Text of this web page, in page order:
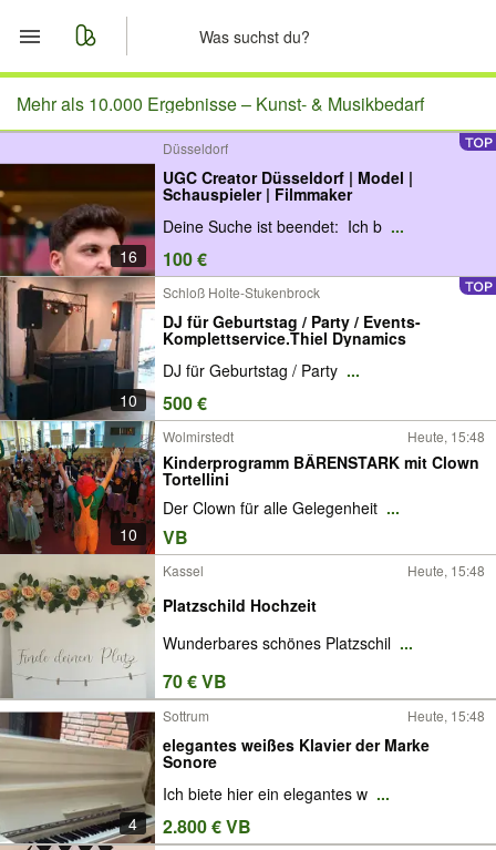
Start
Merkliste
Nachrichten
Anzeige aufgeben
Mehr als 10.000 Ergebnisse – Kunst- & Musikbedarf
16
Düsseldorf
UGC Creator Düsseldorf | Model |
Schauspieler | Filmmaker
Deine Suche ist beendet: Ich b ...
100 €
10
Schloß Holte-Stukenbrock
DJ für Geburtstag / Party / Events-
Komplettservice.Thiel Dynamics
DJ für Geburtstag / Party ...
500 €
10
Wolmirstedt Heute, 15:48
Kinderprogramm BÄRENSTARK mit Clown
Tortellini
Der Clown für alle Gelegenheit ...
VB
Kassel Heute, 15:48
Platzschild Hochzeit
Wunderbares schönes Platzschil ...
70 € VB
4
Sottrum Heute, 15:48
elegantes weißes Klavier der Marke
Sonore
Ich biete hier ein elegantes w ...
2.800 € VB